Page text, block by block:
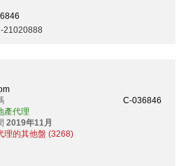
21020888
C-036846
產代理
2019年11月
理的其他盤 (3268)